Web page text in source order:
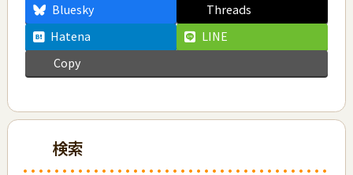
Bluesky
Threads
Hatena
LINE
Copy
検索